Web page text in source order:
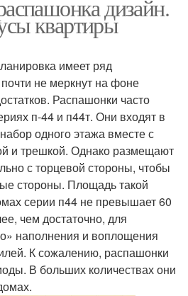
дизайн.
квартиры
имеет ряд
не меркнут на фоне
Распашонки часто
п-44 и п44т. Они входят в
одного этажа вместе с
и трешкой. Однако размещают
с торцевой стороны, чтобы
стороны. Площадь такой
серии п44 не превышает 60
чем достаточно, для
наполнения и воплощения
К сожалению, распашонки
В больших количествах они